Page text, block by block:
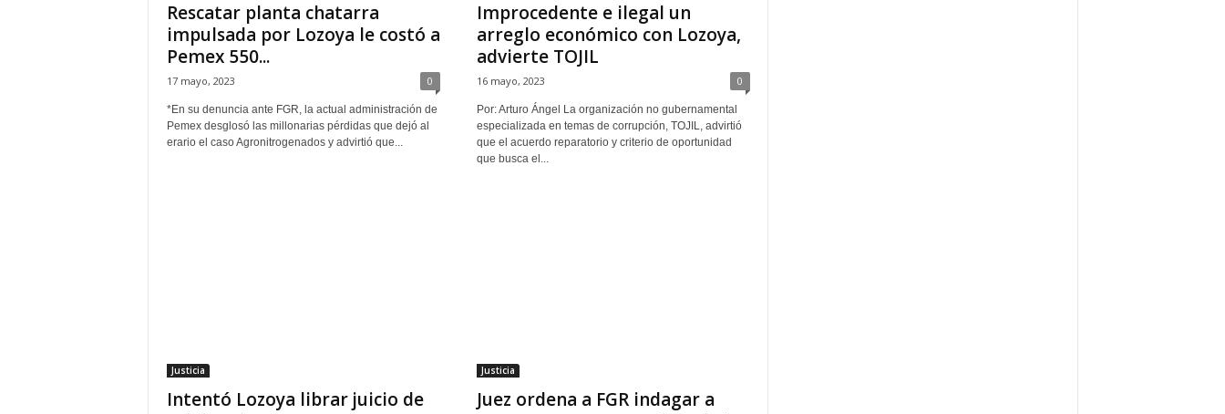
Rescatar planta chatarra
impulsada por Lozoya le costó a
Pemex 550...
17 mayo, 2023 0
*En su denuncia ante FGR, la actual administración de
Pemex desglosó las millonarias pérdidas que dejó al
erario el caso Agronitrogenados y advirtió que...
Improcedente e ilegal un
arreglo económico con Lozoya,
advierte TOJIL
16 mayo, 2023 0
Por: Arturo Ángel La organización no gubernamental
especializada en temas de corrupción, TOJIL, advirtió
que el acuerdo reparatorio y criterio de oportunidad
que busca el...
Justicia
Intentó Lozoya librar juicio de
Justicia
Juez ordena a FGR indagar a